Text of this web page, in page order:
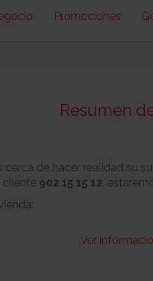
Promociones
Resumen
de hacer realidad su
cliente 902 15 15 12,
Ver